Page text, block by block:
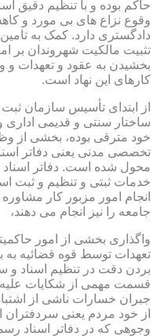
حاکم بوده و با تنظیم دقیق
وقوع نزاع های بی مورد و
دادگستری دارد. کمک به
تثبیت مالکیت شهروندان بر
بخشیدن به عقود و تعهدات و
کارهای این نهاد است.
از ابتدای تأسیس سازمان
ساختار سنتی و قدیمی اداری
خود مترقی بوده، بخشی از
تخصصی مدنی یعنی دفاتر
محول شده است. دفاتر
خدمات ثبتی و تنظیم و ثبت
انجام امور مزبور کار
جامعه را نیز انجام می دهند،
واگذاری بخشی از امور
تعهدات توسط قوه قضائیه
بردن دقت در تنظیم اسناد و
قسمت مهمی از شکایات
جبران خسارات ناشی از
از خود مردم یعنی
وجوهی که در دفاتر اسناد